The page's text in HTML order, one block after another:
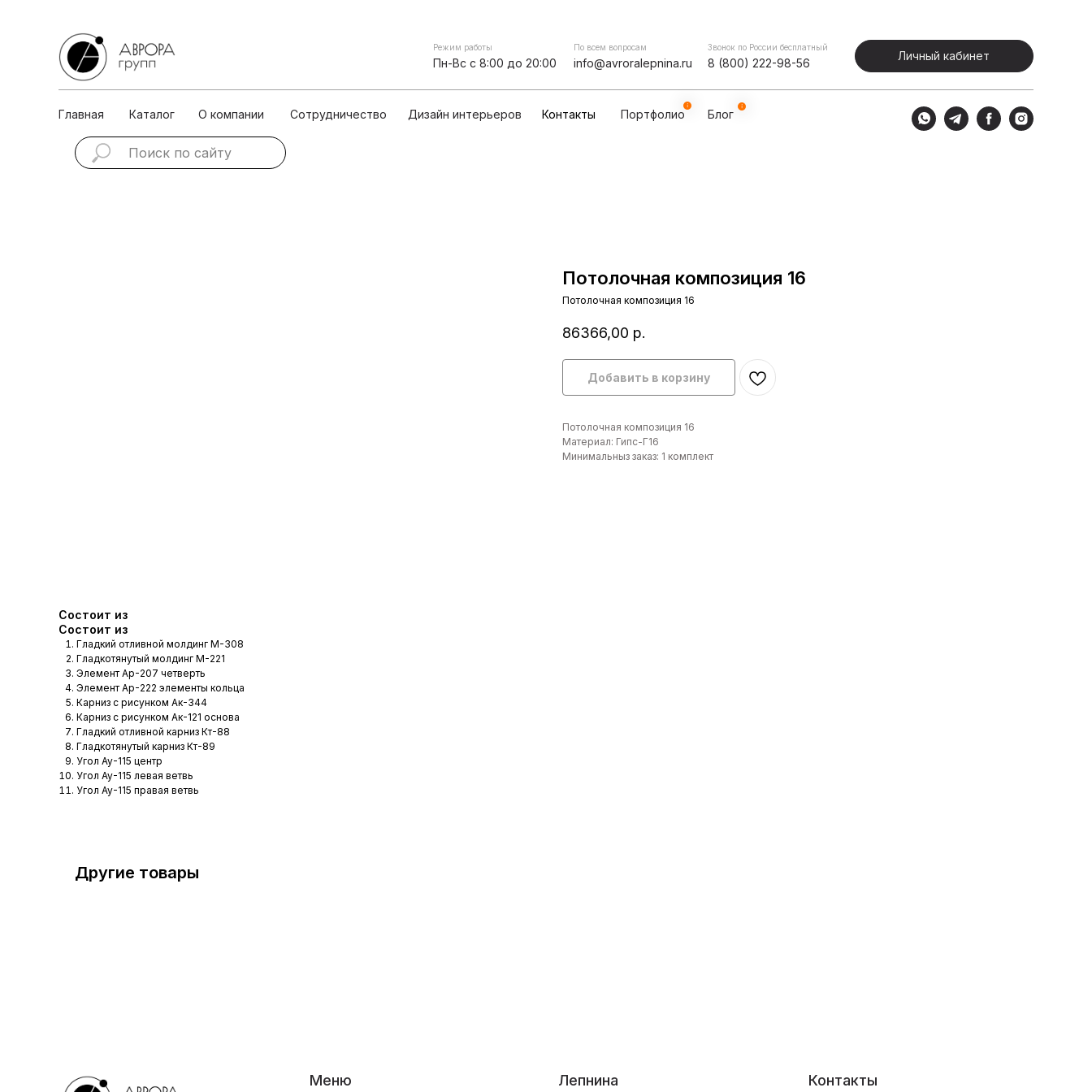
Режим работы
Пн-Вс с 8:00 до 20:00
По всем вопросам
info@avroralepnina.ru
Главная
Звонок по России бесплатный
8 (800) 222-98-56
Каталог О компании Сотрудничество Дизайн интерьеров Портфолио Блог
Личный кабинет
Контакты
Личный кабинет
Потолочная композиция 16
Потолочная композиция 16
86366,00 р.
Добавить в корзину
Потолочная композиция 16
Материал: Гипс-Г16
Минимальныз заказ: 1 комплект
Состоит из
Состоит из
Гладкий отливной молдинг М-308
Гладкотянутый молдинг М-221
Элемент Ар-207 четверть
Элемент Ар-222 элементы кольца
Карниз с рисунком Ак-344
Карниз с рисунком Ак-121 основа
Гладкий отливной карниз Кт-88
Гладкотянутый карниз Кт-89
Угол Ау-115 центр
Угол Ау-115 левая ветвь
Угол Ау-115 правая ветвь
Другие товары
Меню Контакты
Лепнина